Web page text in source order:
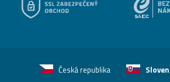
Česká republika